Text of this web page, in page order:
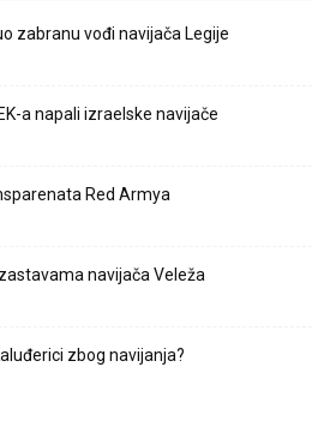
zabranu vođi navijača Legije
a napali izraelske navijače
Red Armya
navijača Veleža
zbog navijanja?